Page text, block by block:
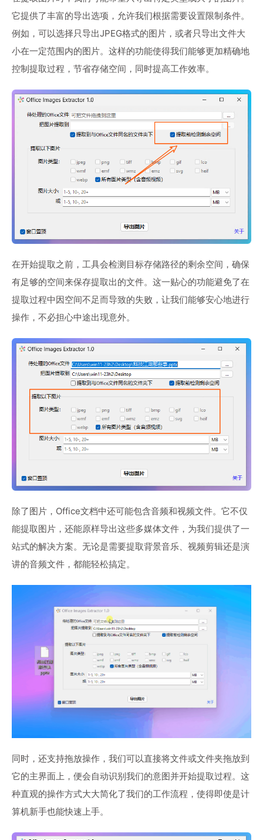
它提供了丰富的导出选项，允许我们根据需要设置限制条件。
例如，可以选择只导出JPEG格式的图片，或者只导出文件大
小在一定范围内的图片。这样的功能使得我们能够更加精确地
控制提取过程，节省存储空间，同时提高工作效率。
在开始提取之前，工具会检测目标存储路径的剩余空间，确保
有足够的空间来保存提取出的文件。这一贴心的功能避免了在
提取过程中因空间不足而导致的失败，让我们能够安心地进行
操作，不必担心中途出现意外。
除了图片，Office文档中还可能包含音频和视频文件。它不仅
能提取图片，还能原样导出这些多媒体文件，为我们提供了一
站式的解决方案。无论是需要提取背景音乐、视频剪辑还是演
讲的音频文件，都能轻松搞定。
同时，还支持拖放操作，我们可以直接将文件或文件夹拖放到
它的主界面上，便会自动识别我们的意图并开始提取过程。这
种直观的操作方式大大简化了我们的工作流程，使得即使是计
算机新手也能快速上手。